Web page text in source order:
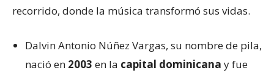
recorrido, donde la música transformó sus vidas.
Dalvin Antonio Núñez Vargas, su nombre de pila,
nació en 2003 en la capital dominicana y fue